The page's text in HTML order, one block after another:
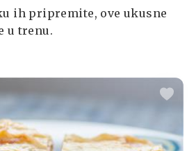
ih pripremite, ove ukusne
u trenu.